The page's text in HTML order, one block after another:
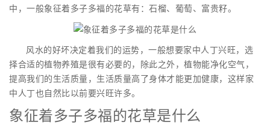
中，一般象征着多子多福的花草有：石榴、葡萄、富贵籽。
风水的好坏决定着我们的运势，一般想要家中人丁兴旺，选
择合适的植物养殖是很有必要的，除此之外，植物能净化空气，
提高我们的生活质量，生活质量高了身体才能更加健康，这样家
中人丁也自然比以前要兴旺许多。
象征着多子多福的花草是什么